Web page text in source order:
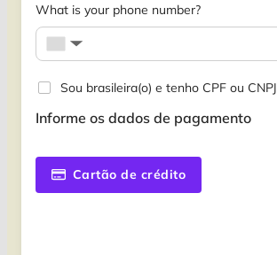
What is your phone number?
▼
Sou brasileira(o) e tenho CPF ou CNPJ
Informe os dados de pagamento
Cartão de crédito